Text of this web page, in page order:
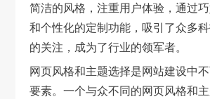
简洁的风格，注重用户体验，通过
和个性化的定制功能，吸引了众多
的关注，成为了行业的领军者。
网页风格和主题选择是网站建设中
要素。一个与众不同的网页风格和